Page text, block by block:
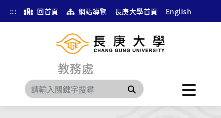
::: 回首頁 網站導覽 長庚大學首頁 English
教務處
搜尋